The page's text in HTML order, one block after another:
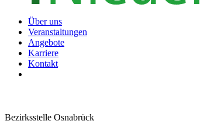
Über uns
Veranstaltungen
Angebote
Karriere
Kontakt
Bezirksstelle Osnabrück